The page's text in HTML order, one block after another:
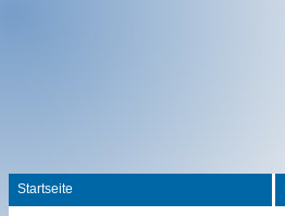
Startseite